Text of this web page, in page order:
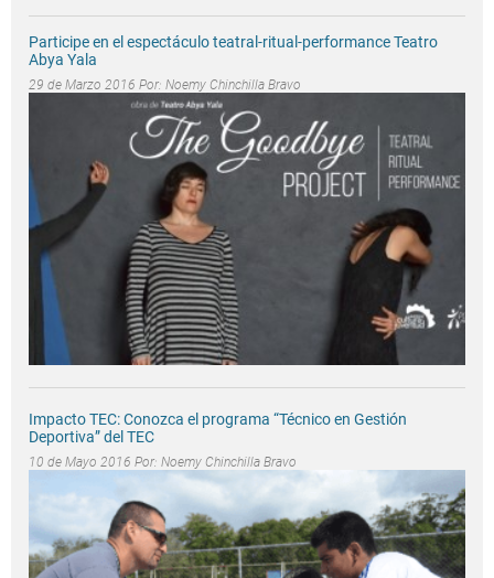
Participe en el espectáculo teatral-ritual-performance Teatro
Abya Yala
29 de Marzo 2016 Por: Noemy Chinchilla Bravo
Impacto TEC: Conozca el programa “Técnico en Gestión
Deportiva” del TEC
10 de Mayo 2016 Por: Noemy Chinchilla Bravo